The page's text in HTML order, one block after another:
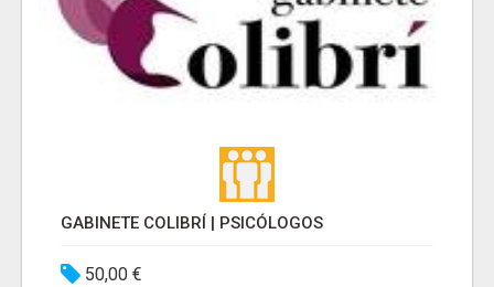
GABINETE COLIBRÍ | PSICÓLOGOS
50,00 €